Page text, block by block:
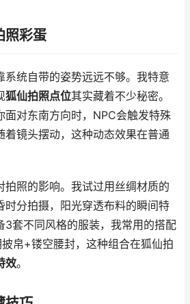
照彩蛋
系统自带的姿势远远不够。我特意
狐仙拍照点位其实藏着不少秘密。
面对东南方向时，NPC会触发特殊
着镜头摆动，这种动态效果在普通
拍照的影响。我试过用丝绸材质的
时分拍摄，阳光穿透布料的瞬间特
3套不同风格的服装，我常用的搭配
帛+镂空腰封，这种组合在狐仙拍
效。